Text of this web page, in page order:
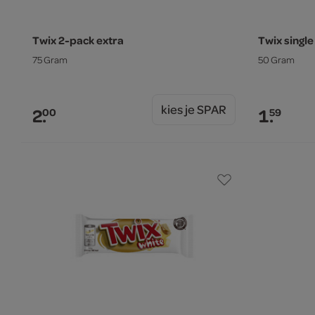
Twix 2-pack extra
75 Gram
2.00 kies je SPAR
Twix single
50 Gram
1.59